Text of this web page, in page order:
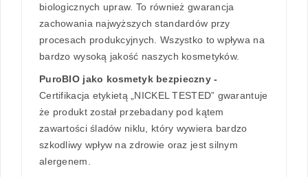
biologicznych upraw. To również gwarancja
zachowania najwyższych standardów przy
procesach produkcyjnych. Wszystko to wpływa na
bardzo wysoką jakość naszych kosmetyków.
PuroBIO jako kosmetyk bezpieczny -
Certifikacja etykietą „NICKEL TESTED” gwarantuje
że produkt został przebadany pod kątem
zawartości śladów niklu, który wywiera bardzo
szkodliwy wpływ na zdrowie oraz jest silnym
alergenem.